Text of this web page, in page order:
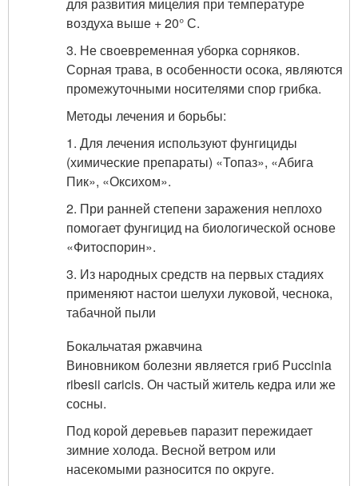
воздуха выше + 20° С.
3. Не своевременная уборка сорняков.
Сорная трава, в особенности осока, являются
промежуточными носителями спор грибка.
Методы лечения и борьбы:
1. Для лечения используют фунгициды
(химические препараты) «Топаз», «Абига
Пик», «Оксихом».
2. При ранней степени заражения неплохо
помогает фунгицид на биологической основе
«Фитоспорин».
3. Из народных средств на первых стадиях
применяют настои шелухи луковой, чеснока,
табачной пыли
Бокальчатая ржавчина
Виновником болезни является гриб Puccinia
ribesii caricis. Он частый житель кедра или же
сосны.
Под корой деревьев паразит пережидает
зимние холода. Весной ветром или
насекомыми разносится по округе.